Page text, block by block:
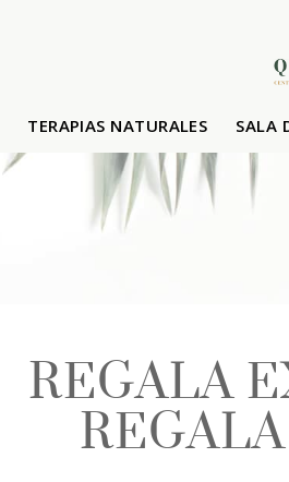
TERAPIAS NATURALES SALA
REGALA